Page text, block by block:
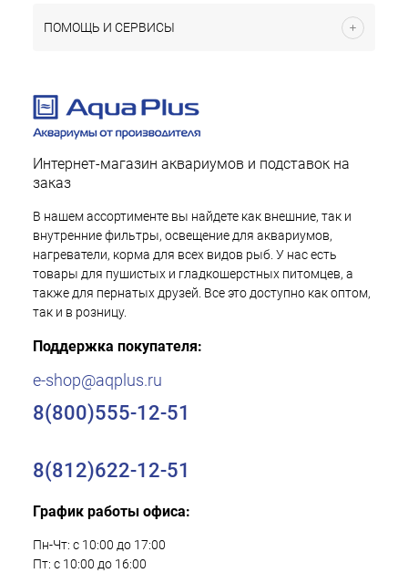
ПОМОЩЬ И СЕРВИСЫ
Интернет-магазин аквариумов и подставок на
заказ
В нашем ассортименте вы найдете как внешние, так и
внутренние фильтры, освещение для аквариумов,
нагреватели, корма для всех видов рыб. У нас есть
товары для пушистых и гладкошерстных питомцев, а
также для пернатых друзей. Все это доступно как оптом,
так и в розницу.
Поддержка покупателя:
e-shop@aqplus.ru
8(800)555-12-51
8(812)622-12-51
График работы офиса:
Пн-Чт: с 10:00 до 17:00
Пт: с 10:00 до 16:00